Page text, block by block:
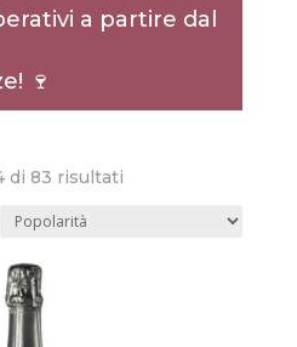
a partire dal
🍷
di 83 risultatiPopolarità